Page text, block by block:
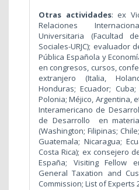
Otras actividades: ex
Relaciones
Universitaria (Facultad
Sociales-URJC); evaluador
Pública Española y
en congresos, cursos,
extranjero (Italia,
Honduras; Ecuador;
Polonia; Méjico, Argentina,
Interamericano de
de Desarrollo en
(Washington; Filipinas;
Guatemala; Nicaragua;
Costa Rica); ex consejero
España; Visiting Fellow
General Taxation and
Commission; List of Experts